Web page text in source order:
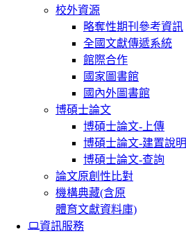
校外資源
略奪性期刊參考資訊
全國文獻傳遞系統
館際合作
國家圖書館
國內外圖書館
博碩士論文
博碩士論文-上傳
博碩士論文-建置說明
博碩士論文-查詢
論文原創性比對
機構典藏(含原
體育文獻資料庫)
資訊服務